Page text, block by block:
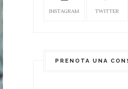
INSTAGRAM TWITTER
PRENOTA UNA